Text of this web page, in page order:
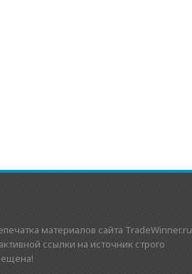
материалов сайта TradeWinner.ru
ссылки на источник строго